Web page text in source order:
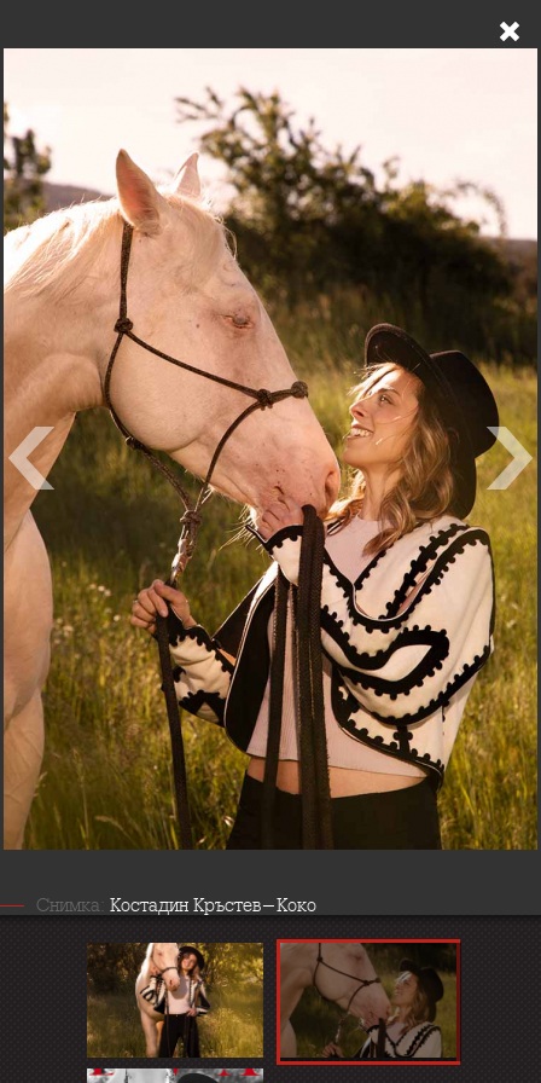
Снимка: Костадин Кръстев-Коко